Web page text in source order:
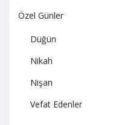
Özel Günler
Düğün
Nikah
Nişan
Vefat Edenler